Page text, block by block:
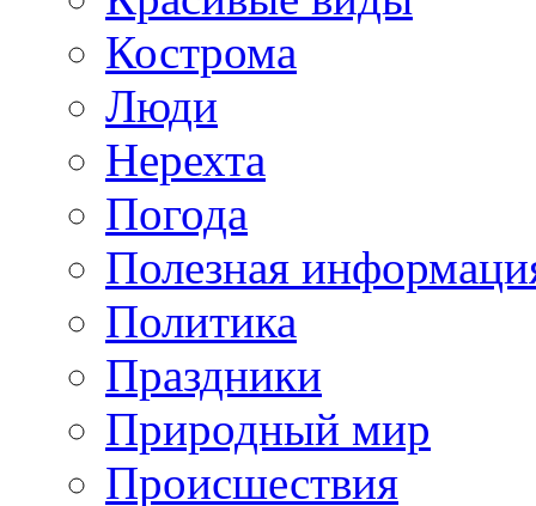
Кострома
Люди
Нерехта
Погода
Полезная
Политика
Праздники
Природный мир
Происшествия